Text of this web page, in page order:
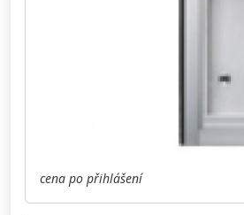
cena po přihlášení